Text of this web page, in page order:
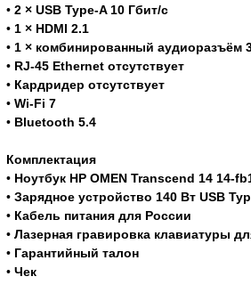
• 2 × USB Type-A 10 Гбит/с
• 1 × HDMI 2.1
• 1 × комбинированный аудиоразъём
• RJ-45 Ethernet отсутствует
• Кардридер отсутствует
• Wi-Fi 7
• Bluetooth 5.4
Комплектация
• Ноутбук HP OMEN Transcend 14 14-
• Зарядное устройство 140 Вт USB
• Кабель питания для России
• Лазерная гравировка клавиатуры
• Гарантийный талон
• Чек